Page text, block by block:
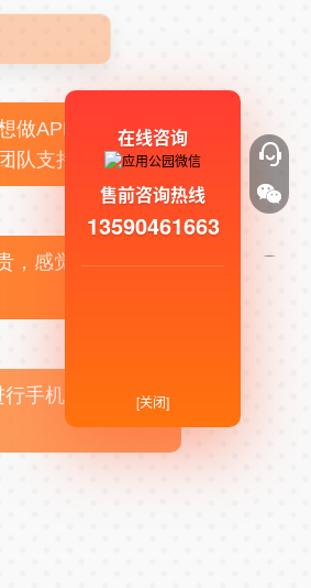
做APP，但没有技术
团队支持
，感觉不
行手机APP商业
在线咨询
售前咨询热线
13590461663
[关闭]